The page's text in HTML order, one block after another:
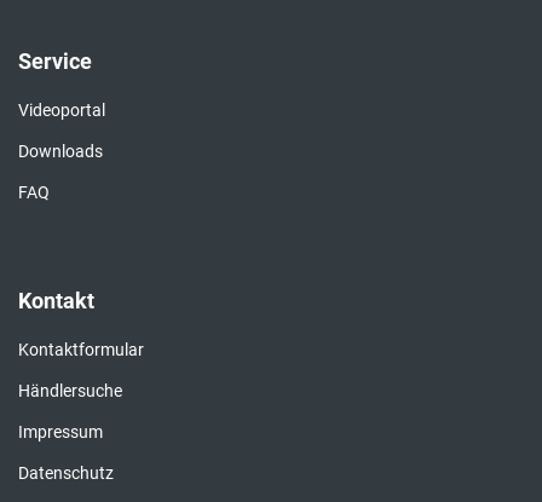
Service
Videoportal
Downloads
FAQ
Kontakt
Kontaktformular
Händlersuche
Impressum
Datenschutz